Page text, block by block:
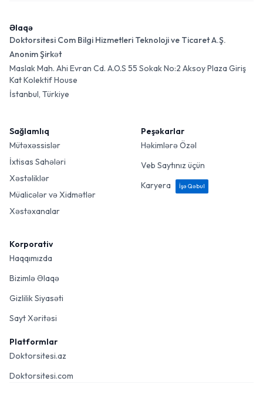
Əlaqə
Doktorsitesi Com Bilgi Hizmetleri Teknoloji ve Ticaret A.Ş.
Anonim Şirkət
Maslak Mah. Ahi Evran Cd. A.O.S 55 Sokak No:2 Aksoy Plaza Giriş
Kat Kolektif House
İstanbul, Türkiye
Sağlamlıq
Mütəxəssislər
İxtisas Sahələri
Xəstəliklər
Müalicələr və Xidmətlər
Xəstəxanalar
Peşəkarlar
Həkimlərə Özəl
Veb Saytınız üçün
Karyera
İşə Qəbul
Korporativ
Haqqımızda
Bizimlə Əlaqə
Gizlilik Siyasəti
Sayt Xəritəsi
Platformlar
Doktorsitesi.az
Doktorsitesi.com